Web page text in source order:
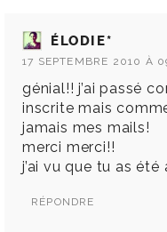
ÉLODIE*
17 SEPTEMBRE 2010 À
génial!! j’ai passé
inscrite mais
jamais mes mails!
merci merci!!
j’ai vu que tu as
RÉPONDRE